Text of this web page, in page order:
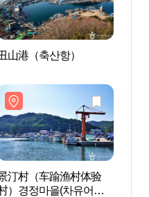
山港（축산항）
汀村（车踰渔村体验
）경정마을(차유어촌